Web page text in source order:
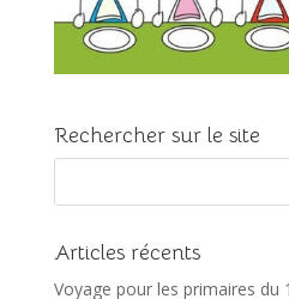
Rechercher sur le site
Articles récents
Voyage pour les primaires du